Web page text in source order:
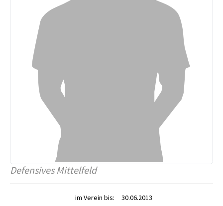
Defensives Mittelfeld
im Verein bis:
30.06.2013